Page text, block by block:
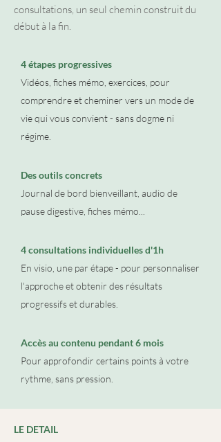
consultations, un seul chemin construit du
début à la fin.
4 étapes progressives
Vidéos, fiches mémo, exercices, pour
comprendre et cheminer vers un mode de
vie qui vous convient - sans dogme ni
régime.
Des outils concrets
Journal de bord bienveillant, audio de
pause digestive, fiches mémo...
4 consultations individuelles d'1h
En visio, une par étape - pour personnaliser
l'approche et obtenir des résultats
progressifs et durables.
Accès au contenu pendant 6 mois
Pour approfondir certains points à votre
rythme, sans pression.
LE DETAIL